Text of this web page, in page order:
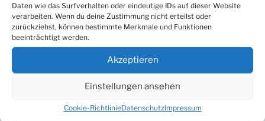
Daten wie das Surfverhalten oder eindeutige IDs auf dieser Website
verarbeiten. Wenn du deine Zustimmung nicht erteilst oder
zurückziehst, können bestimmte Merkmale und Funktionen
beeinträchtigt werden.
Akzeptieren
Einstellungen ansehen
Cookie-RichtlinieDatenschutzImpressum
Schreibe einen Kommentar
Deine E-Mail-Adresse wird nicht veröffentlicht.
Erforderliche Felder sind mit*markiert